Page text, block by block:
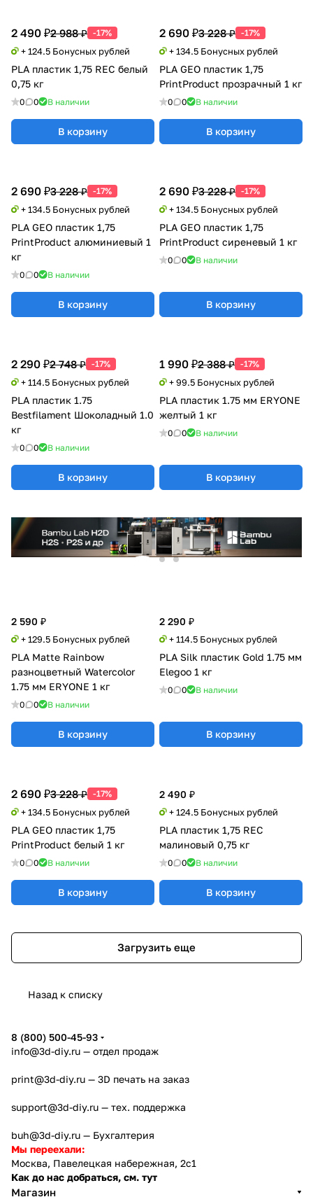
2 490 ₽2 988 ₽ -17%
+ 124.5 Бонусных рублей
PLA пластик 1,75 REC белый
0,75 кг
0 0 В наличии
В корзину
2 690 ₽3 228 ₽ -17%
+ 134.5 Бонусных рублей
PLA GEO пластик 1,75
PrintProduct прозрачный 1 кг
0 0 В наличии
В корзину
2 690 ₽3 228 ₽ -17%
+ 134.5 Бонусных рублей
PLA GEO пластик 1,75
PrintProduct сиреневый 1 кг
0 0 В наличии
В корзину
2 290 ₽2 748 ₽ -17%
+ 114.5 Бонусных рублей
PLA пластик 1.75
Bestfilament Шоколадный 1.0
кг
0 0 В наличии
В корзину
1 990 ₽2 388 ₽ -17%
+ 99.5 Бонусных рублей
PLA пластик 1.75 мм ERYONE
желтый 1 кг
0 0 В наличии
В корзину
2 590 ₽
+ 129.5 Бонусных рублей
PLA Matte Rainbow
разноцветный Watercolor
1.75 мм ERYONE 1 кг
0 0 В наличии
В корзину
2 290 ₽
+ 114.5 Бонусных рублей
PLA Silk пластик Gold 1.75 мм
Elegoo 1 кг
0 0 В наличии
В корзину
2 690 ₽3 228 ₽ -17%
+ 134.5 Бонусных рублей
PLA GEO пластик 1,75
PrintProduct алюминиевый 1
кг
0 0 В наличии
В корзину
2 690 ₽3 228 ₽ -17%
+ 134.5 Бонусных рублей
PLA GEO пластик 1,75
PrintProduct белый 1 кг
0 0 В наличии
В корзину
2 490 ₽
+ 124.5 Бонусных рублей
PLA пластик 1,75 REC
малиновый 0,75 кг
0 0 В наличии
В корзину
Загрузить еще
Назад к списку
8 (800) 500-45-93
info@3d-diy.ru — отдел продаж
print@3d-diy.ru — 3D печать на заказ
support@3d-diy.ru — тех. поддержка
buh@3d-diy.ru — Бухгалтерия
Мы переехали:
Москва, Павелецкая набережная, 2с1
Как до нас добраться, см. тут
Магазин